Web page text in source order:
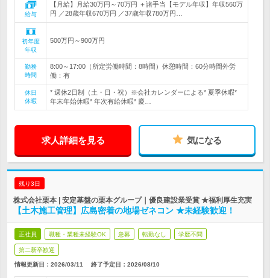
給与
【月給】月給30万円～70万円 ＋諸手当【モデル年収】年収560万
円 ／28歳年収670万円 ／37歳年収780万円…
初年度
年収
500万円～900万円
勤務
時間
8:00～17:00（所定労働時間：8時間）休憩時間：60分時間外労
働：有
休日
休暇
* 週休2日制（土・日・祝）※会社カレンダーによる* 夏季休暇*
年末年始休暇* 年次有給休暇* 慶…
求人詳細を見る 気になる
残り3日
株式会社栗本 | 安定基盤の栗本グループ｜優良建設業受賞 ★福利厚生充実
【土木施工管理】広島密着の地場ゼネコン ★未経験歓迎！
正社員 職種・業種未経験OK 急募 転勤なし 学歴不問
第二新卒歓迎
情報更新日：2026/03/11 終了予定日： 2026/08/10